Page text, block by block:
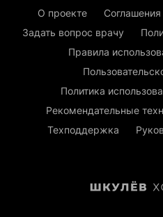
О проекте
Задать вопрос врачу
Правила
Политика
Рекомендательные
Техподдержка